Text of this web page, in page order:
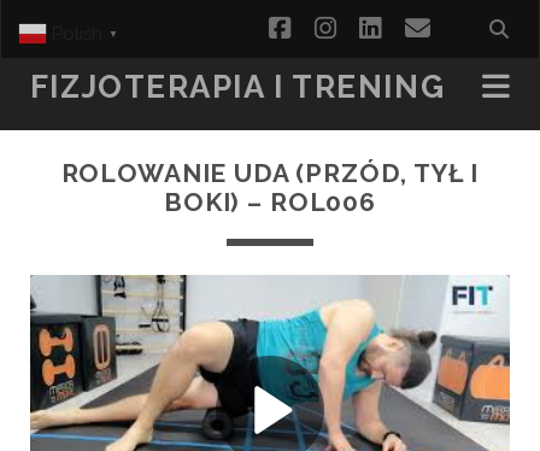
facebookinstagram
linkedinemail
FIZJOTERAPIA I TRENING
ROLOWANIE UDA (PRZÓD, TYŁ I
BOKI) – ROL006
▼